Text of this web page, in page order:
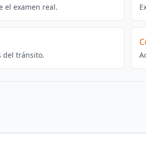
el examen real.
del tránsito.